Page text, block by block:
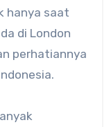
hanya saat
di London
perhatiannya